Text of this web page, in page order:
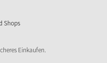
Einkaufen.